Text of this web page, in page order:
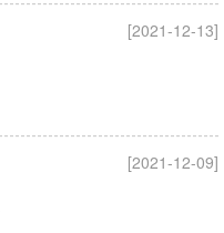
[2021-12-13]
[2021-12-09]